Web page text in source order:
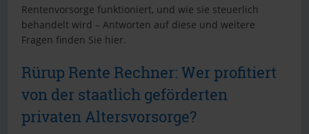
Rentenvorsorge funktioniert, und wie sie steuerlich
behandelt wird – Antworten auf diese und weitere
Fragen finden Sie hier.
Rürup Rente Rechner: Wer profitiert
von der staatlich geförderten
privaten Altersvorsorge?